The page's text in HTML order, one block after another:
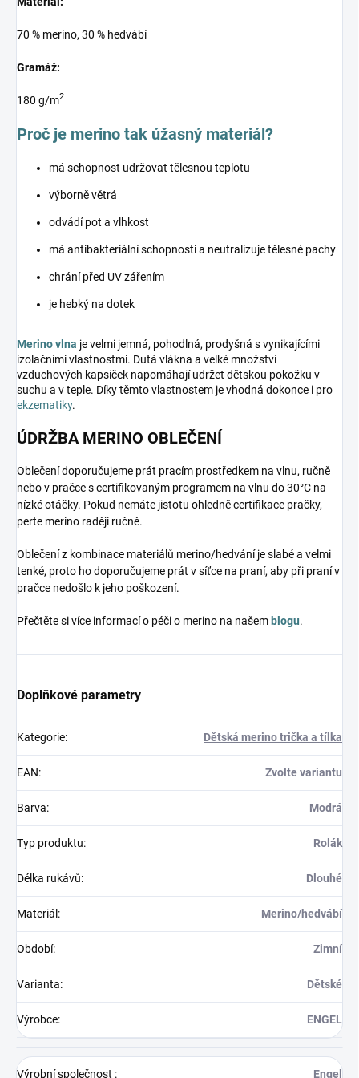
70 % merino, 30 % hedvábí
Gramáž:
180 g/m2
Proč je merino tak úžasný materiál?
má schopnost udržovat tělesnou teplotu
výborně větrá
odvádí pot a vlhkost
má antibakteriální schopnosti a neutralizuje tělesné pachy
chrání před UV zářením
je hebký na dotek
Merino vlna je velmi jemná, pohodlná, prodyšná s vynikajícími
izolačními vlastnostmi. Dutá vlákna a velké množství
vzduchových kapsiček napomáhají udržet dětskou pokožku v
suchu a v teple. Díky těmto vlastnostem je vhodná dokonce i pro
ekzematiky.
ÚDRŽBA MERINO OBLEČENÍ
Oblečení doporučujeme prát pracím prostředkem na vlnu, ručně
nebo v pračce s certifikovaným programem na vlnu do 30°C na
nízké otáčky. Pokud nemáte jistotu ohledně certifikace pračky,
perte merino raději ručně.
Oblečení z kombinace materiálů merino/hedvání je slabé a velmi
tenké, proto ho doporučujeme prát v síťce na praní, aby při praní v
pračce nedošlo k jeho poškození.
Přečtěte si více informací o péči o merino na našemblogu.
Doplňkové parametry
Kategorie: Dětská merino trička a tílka
EAN: Zvolte variantu
Barva: Modrá
Typ produktu: Rolák
Délka rukávů: Dlouhé
Materiál: Merino/hedvábí
Období: Zimní
Varianta: Dětské
Výrobce: ENGEL
Výrobní společnost : Engel